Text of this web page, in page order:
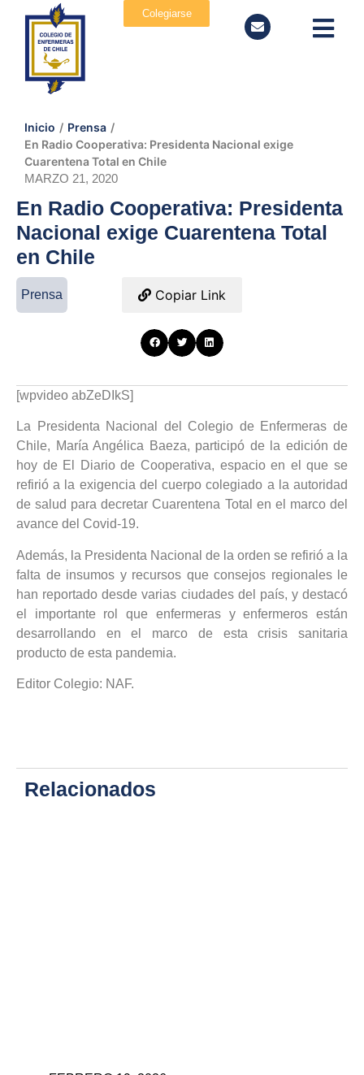
Colegiarse
Inicio / Prensa /
En Radio Cooperativa: Presidenta Nacional exige
Cuarentena Total en Chile
MARZO 21, 2020
En Radio Cooperativa: Presidenta
Nacional exige Cuarentena Total
en Chile
Prensa Copiar Link
[wpvideo abZeDIkS]
La Presidenta Nacional del Colegio de Enfermeras de
Chile, María Angélica Baeza, participó de la edición de
hoy de El Diario de Cooperativa, espacio en el que se
refirió a la exigencia del cuerpo colegiado a la autoridad
de salud para decretar Cuarentena Total en el marco del
avance del Covid-19.
Además, la Presidenta Nacional de la orden se refirió a la
falta de insumos y recursos que consejos regionales le
han reportado desde varias ciudades del país, y destacó
el importante rol que enfermeras y enfermeros están
desarrollando en el marco de esta crisis sanitaria
producto de esta pandemia.
Editor Colegio: NAF.
Relacionados